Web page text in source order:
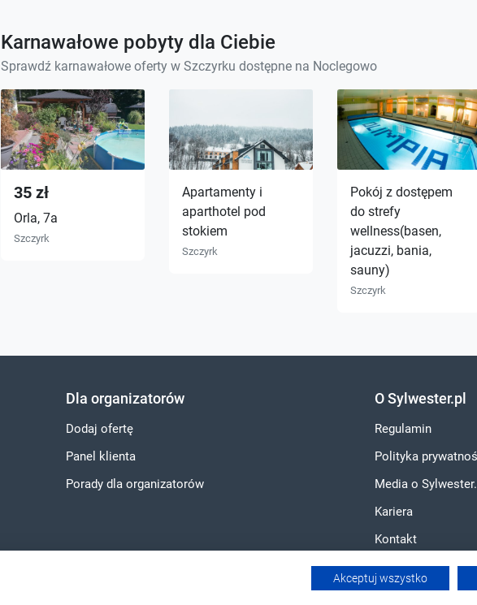
Karnawałowe pobyty dla Ciebie
Sprawdź karnawałowe oferty w Szczyrku dostępne na Noclegowo
35 zł
Orla, 7a
Szczyrk
Apartamenty i
aparthotel pod
stokiem
Szczyrk
Pokój z dostępem
do strefy
wellness(basen,
jacuzzi, bania,
sauny)
Szczyrk
Dla organizatorów
Dodaj ofertę
Panel klienta
Porady dla organizatorów
O Sylwester.pl
Regulamin
Polityka
Media o
Kariera
Kontakt
Akceptuj wszystko